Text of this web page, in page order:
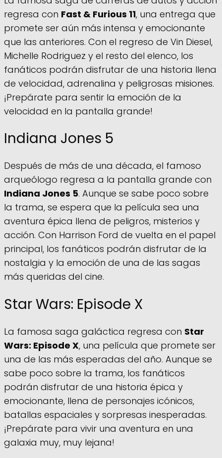
regresa con Fast & Furious 11, una entrega que
promete ser aún más intensa y emocionante
que las anteriores. Con el regreso de Vin Diesel,
Michelle Rodriguez y el resto del elenco, los
fanáticos podrán disfrutar de una historia llena
de velocidad, adrenalina y peligrosas misiones.
¡Prepárate para sentir la emoción de la
velocidad en la pantalla grande!
Indiana Jones 5
Después de más de una década, el famoso
arqueólogo regresa a la pantalla grande con
Indiana Jones 5. Aunque se sabe poco sobre
la trama, se espera que la película sea una
aventura épica llena de peligros, misterios y
acción. Con Harrison Ford de vuelta en el papel
principal, los fanáticos podrán disfrutar de la
nostalgia y la emoción de una de las sagas
más queridas del cine.
Star Wars: Episode X
La famosa saga galáctica regresa con Star
Wars: Episode X, una película que promete ser
una de las más esperadas del año. Aunque se
sabe poco sobre la trama, los fanáticos
podrán disfrutar de una historia épica y
emocionante, llena de personajes icónicos,
batallas espaciales y sorpresas inesperadas.
¡Prepárate para vivir una aventura en una
galaxia muy, muy lejana!